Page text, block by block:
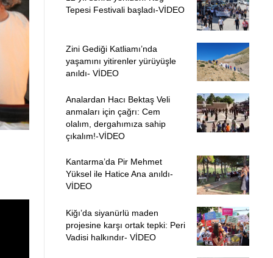
Tepesi Festivali başladı-VİDEO
Zini Gediği Katliamı’nda
yaşamını yitirenler yürüyüşle
anıldı- VİDEO
Analardan Hacı Bektaş Veli
anmaları için çağrı: Cem
olalım, dergahımıza sahip
çıkalım!-VİDEO
Kantarma’da Pir Mehmet
Yüksel ile Hatice Ana anıldı-
VİDEO
Kiğı’da siyanürlü maden
projesine karşı ortak tepki: Peri
Vadisi halkındır- VİDEO